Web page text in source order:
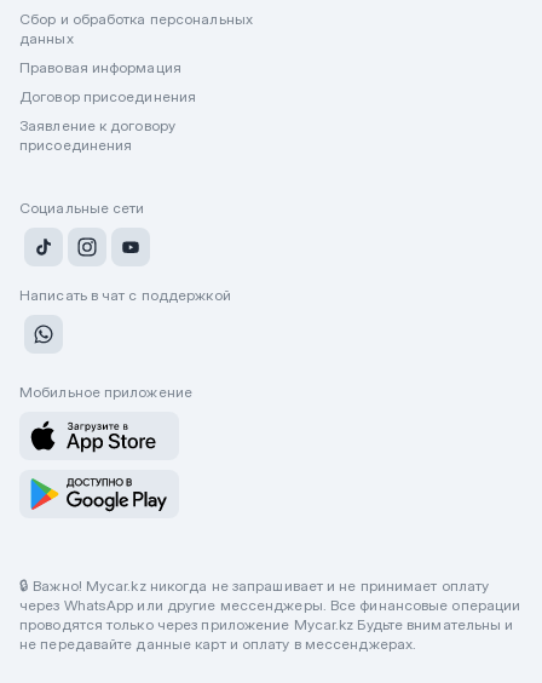
Сбор и обработка персональных
данных
Правовая информация
Договор присоединения
Заявление к договору
присоединения
Социальные сети
Написать в чат с поддержкой
Мобильное приложение
🔒 Важно! Mycar.kz никогда не запрашивает и не принимает оплату
через WhatsApp или другие мессенджеры. Все финансовые операции
проводятся только через приложение Mycar.kz Будьте внимательны и
не передавайте данные карт и оплату в мессенджерах.